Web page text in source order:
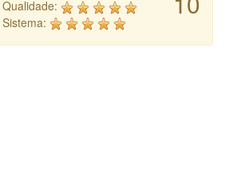
Qualidade:
Sistema: